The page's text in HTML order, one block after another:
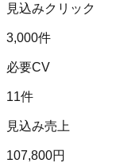
見込みクリック
3,000件
必要CV
11件
見込み売上
107,800円